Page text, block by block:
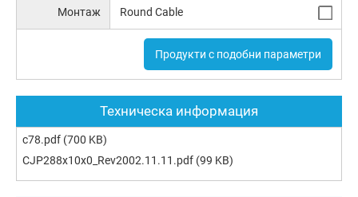
Монтаж Round Cable
Продукти с подобни параметри
Техническа информация
c78.pdf (700 KB)
CJP288x10x0_Rev2002.11.11.pdf (99 KB)